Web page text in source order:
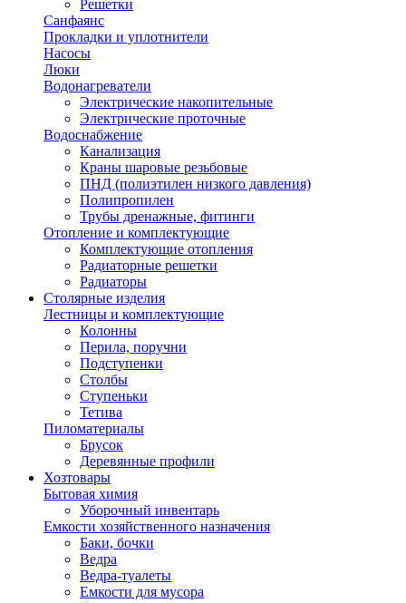
Решетки
Санфаянс
Прокладки и уплотнители
Насосы
Люки
Водонагреватели
Электрические накопительные
Электрические проточные
Водоснабжение
Канализация
Краны шаровые резьбовые
ПНД (полиэтилен низкого давления)
Полипропилен
Трубы дренажные, фитинги
Отопление и комплектующие
Комплектующие отопления
Радиаторные решетки
Радиаторы
Столярные изделия
Лестницы и комплектующие
Колонны
Перила, поручни
Подступенки
Столбы
Ступеньки
Тетива
Пиломатериалы
Брусок
Деревянные профили
Хозтовары
Бытовая химия
Уборочный инвентарь
Емкости хозяйственного назначения
Баки, бочки
Ведра
Ведра-туалеты
Емкости для мусора